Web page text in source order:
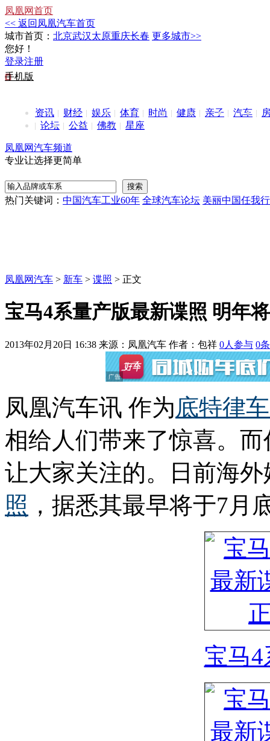
凤凰网首页
<< 返回凤凰汽车首页
城市首页： 北京武汉太原重庆长春 更多城市>>
您好！
登录注册
手机版
资讯 财经 娱乐 体育 时尚 健康 亲子 汽车
论坛
公益 佛教 星座
凤凰网汽车频道
专业让选择更简单
热门关键词： 中国汽车工业60年 全球汽车论坛 美丽中国任我行
凤凰网汽车 > 新车 > 谍照 > 正文
宝马4系量产版最新谍照 明年
2013年02月20日 16:38 来源：凤凰汽车 作者： 包祥 0人参与 0
凤凰汽车讯 作为底特律
相给人们带来了惊喜。
让大家关注的。日前海
照 ，据悉其最早将于7月
宝马